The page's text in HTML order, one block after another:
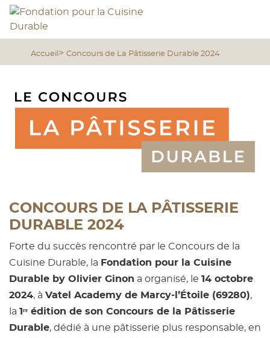
Aller
au
contenu
principalAccueil Concours de La Pâtisserie Durable 2024
Image
CONCOURS DE LA PÂTISSERIE
DURABLE 2024
Forte du succès rencontré par le Concours de la
Cuisine Durable, la Fondation pour la Cuisine
Durable by Olivier Ginon a organisé, le 14 octobre
2024, à Vatel Academy de Marcy-l’Étoile (69280),
la 1ʳᵉ édition de son Concours de la Pâtisserie
Durable, dédié à une pâtisserie plus responsable, en
Panneau de gestion des cookies